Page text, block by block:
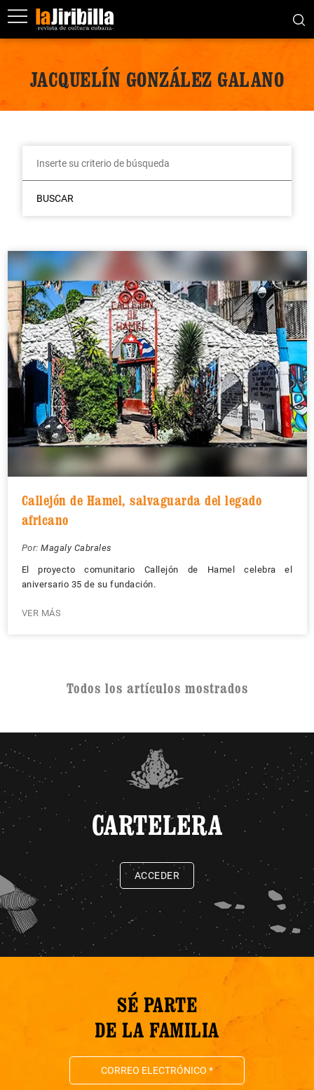
JACQUELÍN GONZÁLEZ GALANO
BUSCAR
Callejón de Hamel, salvaguarda del legado
africano
Por: Magaly Cabrales
El proyecto comunitario Callejón de Hamel celebra el
aniversario 35 de su fundación.
VER MÁS
Todos los artículos mostrados
CARTELERA
ACCEDER
SÉ PARTE
DE LA FAMILIA